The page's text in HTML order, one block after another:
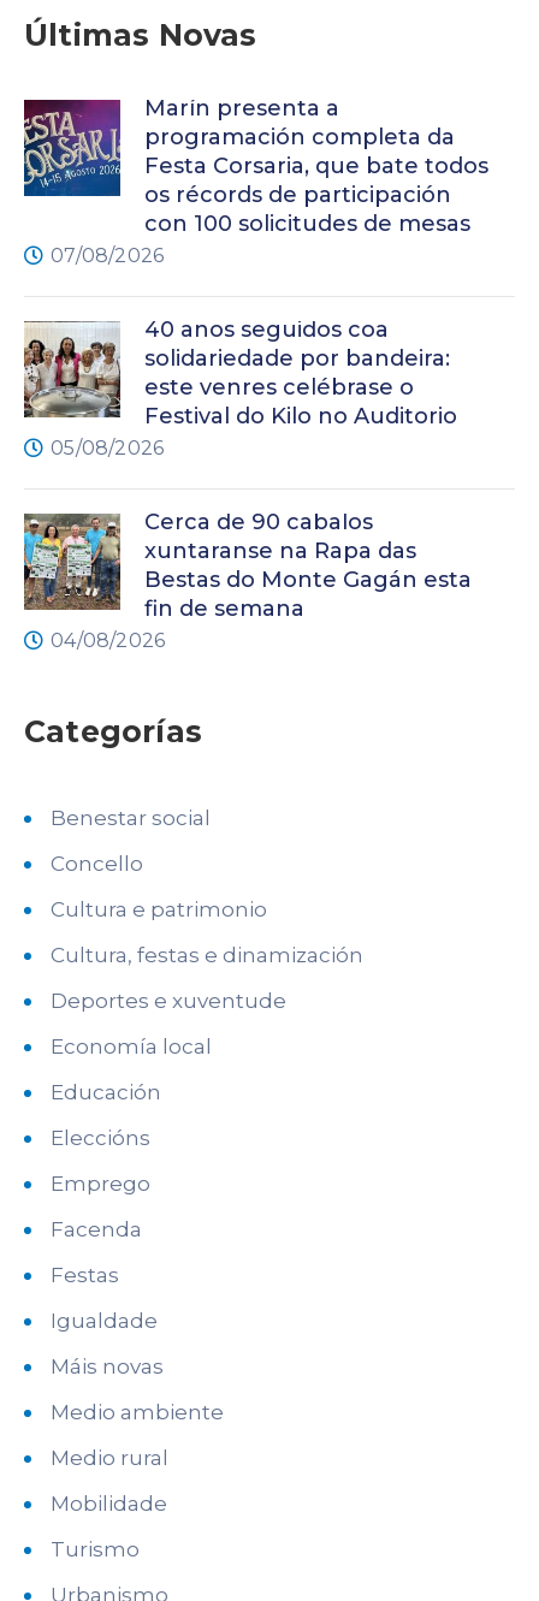
Últimas Novas
Marín presenta a
programación completa da
Festa Corsaria, que bate todos
os récords de participación
con 100 solicitudes de mesas
07/08/2026
40 anos seguidos coa
solidariedade por bandeira:
este venres celébrase o
Festival do Kilo no Auditorio
05/08/2026
Cerca de 90 cabalos
xuntaranse na Rapa das
Bestas do Monte Gagán esta
fin de semana
04/08/2026
Categorías
Benestar social
Concello
Cultura e patrimonio
Cultura, festas e dinamización
Deportes e xuventude
Economía local
Educación
Eleccións
Emprego
Facenda
Festas
Igualdade
Máis novas
Medio ambiente
Medio rural
Mobilidade
Turismo
Urbanismo